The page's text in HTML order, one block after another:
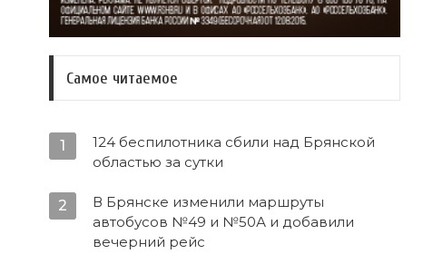
Самое читаемое
1
124 беспилотника сбили над Брянской
областью за сутки
2
В Брянске изменили маршруты
автобусов №49 и №50А и добавили
вечерний рейс